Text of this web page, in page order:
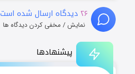
پیشنهادها
۲۶ دیدگاه ارسال شده است
نمایش / مخفی کردن دیدگاه ها